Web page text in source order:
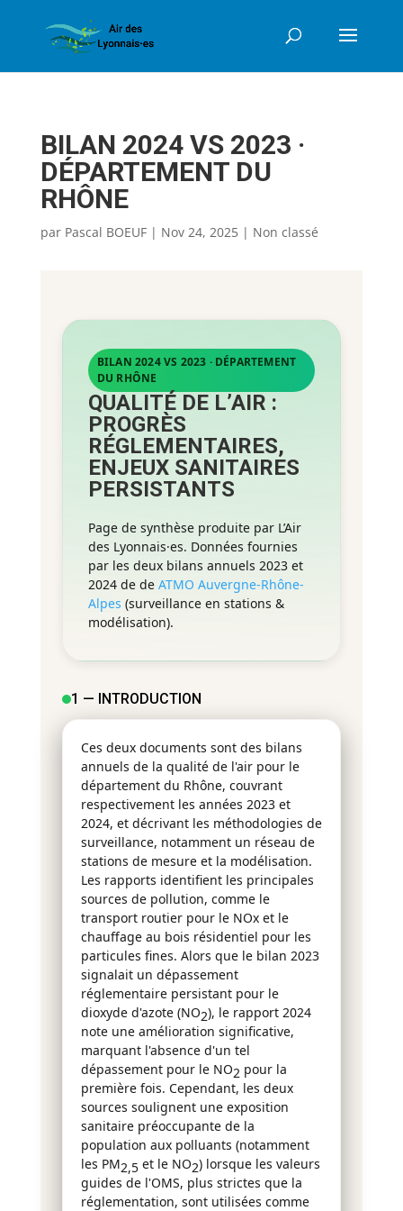
BILAN 2024 VS 2023 ·
DÉPARTEMENT DU
RHÔNE
par Pascal BOEUF| Nov 24, 2025| Non classé
BILAN 2024 VS 2023 · DÉPARTEMENT
DU RHÔNE
QUALITÉ DE L’AIR :
PROGRÈS
RÉGLEMENTAIRES,
ENJEUX SANITAIRES
PERSISTANTS
Page de synthèse produite par L’Air
des Lyonnais·es. Données fournies
par les deux bilans annuels 2023 et
2024 de de ATMO Auvergne-Rhône-
Alpes (surveillance en stations &
modélisation).
1 — INTRODUCTION
Ces deux documents sont des bilans
annuels de la qualité de l'air pour le
département du Rhône, couvrant
respectivement les années 2023 et
2024, et décrivant les méthodologies de
surveillance, notamment un réseau de
stations de mesure et la modélisation.
Les rapports identifient les principales
sources de pollution, comme le
transport routier pour le NOx et le
chauffage au bois résidentiel pour les
particules fines. Alors que le bilan 2023
signalait un dépassement
réglementaire persistant pour le
dioxyde d'azote (NO2), le rapport 2024
note une amélioration significative,
marquant l'absence d'un tel
dépassement pour le NO2 pour la
première fois. Cependant, les deux
sources soulignent une exposition
sanitaire préoccupante de la
population aux polluants (notamment
les PM2,5 et le NO2) lorsque les valeurs
guides de l'OMS, plus strictes que la
réglementation, sont utilisées comme